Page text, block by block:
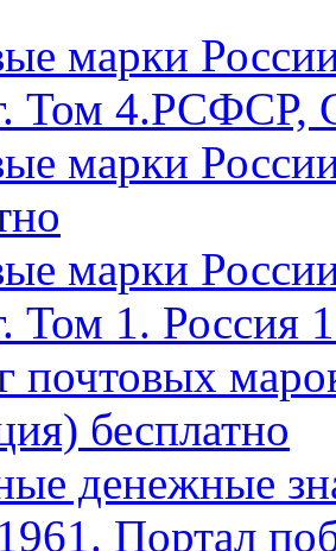
марки
Том 4.РСФСР,
марки
марки
Том 1. Россия
почтовых
бесплатно
денежные
Портал